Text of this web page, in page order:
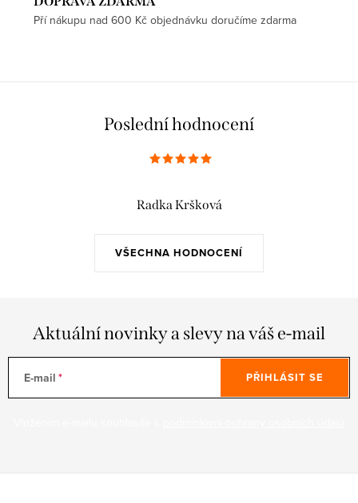
Pří nákupu nad 600 Kč objednávku doručíme zdarma
Poslední hodnocení
VŠECHNA HODNOCENÍ
Radka Kršková
Aktuální novinky a slevy na váš e-mail
E-mail PŘIHLÁSIT SE